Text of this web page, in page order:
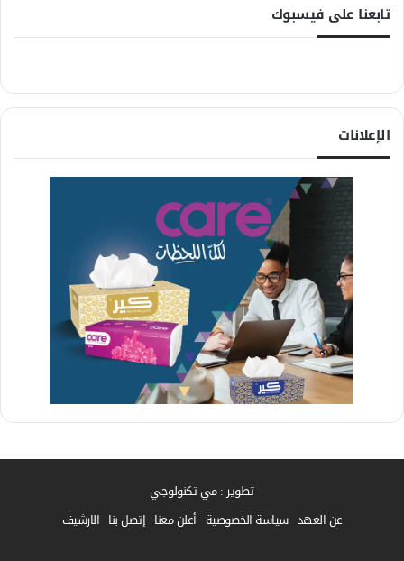
تابعنا على فيسبوك
الإعلانات
تطوير : مي تكنولوجي
عن العهد سياسة الخصوصية أعلن معنا إتصل بنا الارشيف